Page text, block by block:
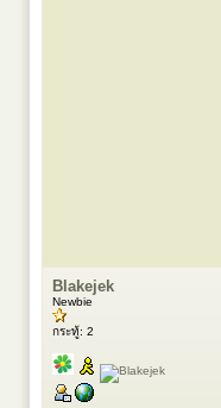
Blakejek
Newbie
กระทู้: 2